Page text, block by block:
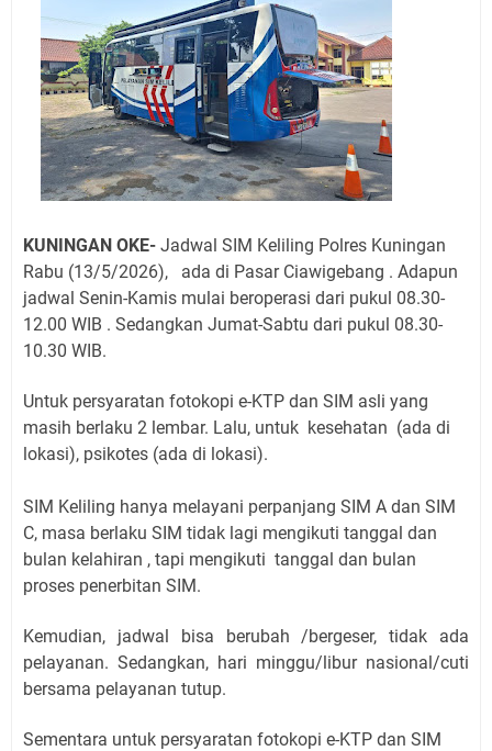
Punya Takdir Masing-masing, Hidup yang Terlihat
Mewah, Belum Tentu Indah
Ayo Salat Kawan! Ini Jadwal Salat Wilayah Kuningan
Rabu 5 Agustus 2026
Agenda Kegiatan Bupati Kuningan Kamis 6 Agustus
2026 Ada Tiga Acara
Kamis 6 Agustus 2026 Mobil Samling Ada di Alun-alun
KUNINGAN OKE- Jadwal SIM Keliling Polres Kuningan
Rabu (13/5/2026), ada di Pasar Ciawigebang . Adapun
jadwal Senin-Kamis mulai beroperasi dari pukul 08.30-
12.00 WIB . Sedangkan Jumat-Sabtu dari pukul 08.30-
10.30 WIB.
Untuk persyaratan fotokopi e-KTP dan SIM asli yang
masih berlaku 2 lembar. Lalu, untuk kesehatan (ada di
lokasi), psikotes (ada di lokasi).
SIM Keliling hanya melayani perpanjang SIM A dan SIM
C, masa berlaku SIM tidak lagi mengikuti tanggal dan
bulan kelahiran , tapi mengikuti tanggal dan bulan
proses penerbitan SIM.
Kemudian, jadwal bisa berubah /bergeser, tidak ada
pelayanan. Sedangkan, hari minggu/libur nasional/cuti
bersama pelayanan tutup.
Sementara untuk persyaratan fotokopi e-KTP dan SIM